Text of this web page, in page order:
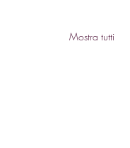
Mostra tutti